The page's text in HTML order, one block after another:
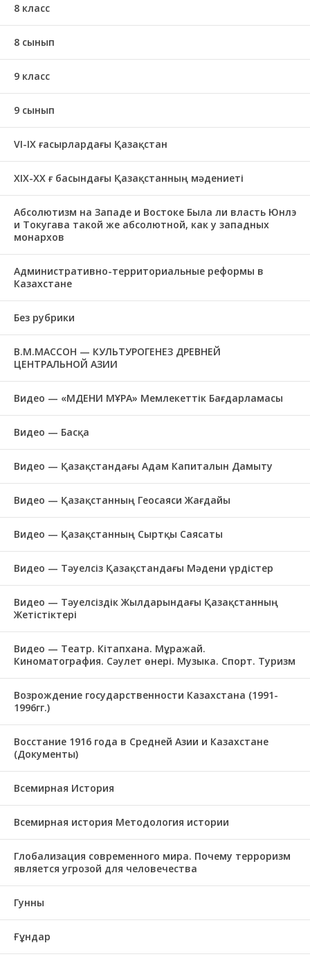
8 класс
8 сынып
9 класс
9 сынып
VI-IX ғасырлардағы Қазақстан
XIХ-XX ғ басындағы Қазақстанның мәдениеті
Абсолютизм на Западе и Востоке Была ли власть Юнлэ
и Токугава такой же абсолютной, как у западных
монархов
Административно-территориальные реформы в
Казахстане
Без рубрики
В.М.МАССОН — КУЛЬТУРОГЕНЕЗ ДРЕВНЕЙ
ЦЕНТРАЛЬНОЙ АЗИИ
Видео — «МӘДЕНИ МҰРА» Мемлекеттік Бағдарламасы
Видео — Басқа
Видео — Қазақстандағы Адам Капиталын Дамыту
Видео — Қазақстанның Геосаяси Жағдайы
Видео — Қазақстанның Сыртқы Саясаты
Видео — Тәуелсіз Қазақстандағы Мәдени үрдістер
Видео — Тәуелсіздік Жылдарындағы Қазақстанның
Жетістіктері
Видео — Театр. Кітапхана. Мұражай.
Киноматография. Сәулет өнері. Музыка. Спорт. Туризм
Возрождение государственности Казахстана (1991-
1996гг.)
Восстание 1916 года в Средней Азии и Казахстане
(Документы)
Всемирная История
Всемирная история Методология истории
Глобализация современного мира. Почему терроризм
является угрозой для человечества
Гунны
Ғұндар